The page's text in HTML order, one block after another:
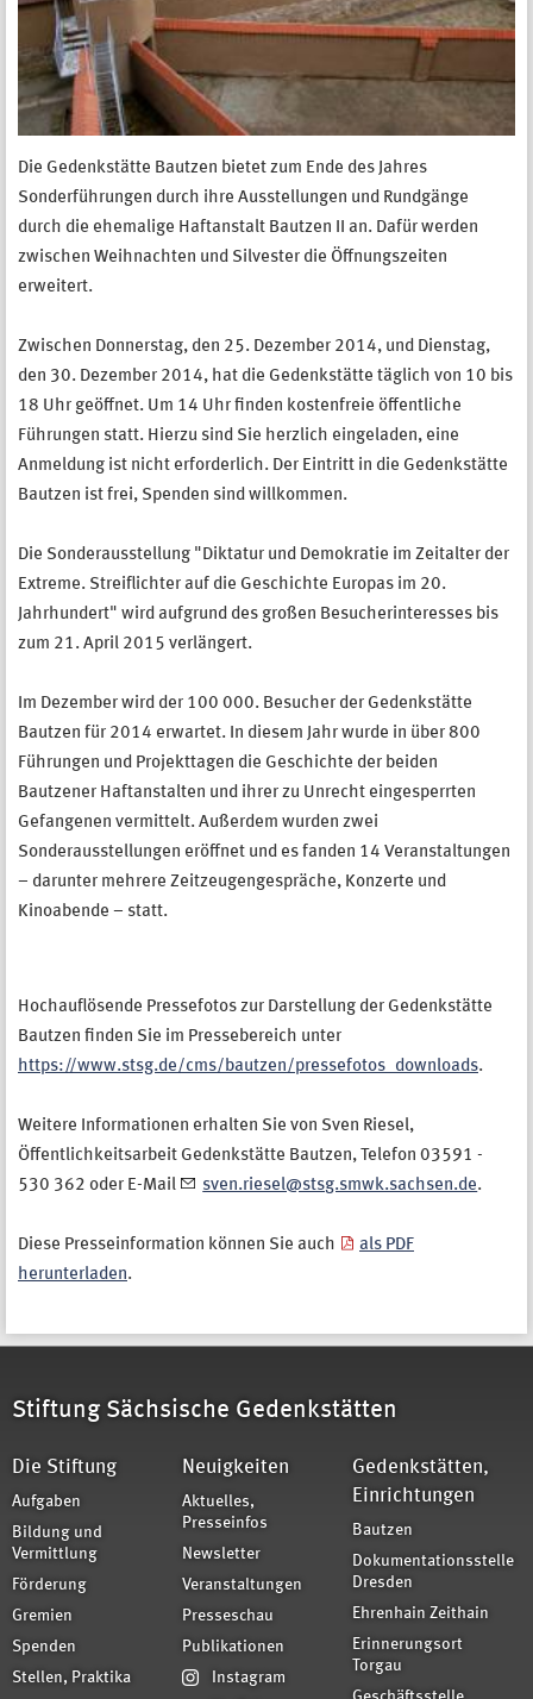
Die Gedenkstätte Bautzen bietet zum Ende des Jahres
Sonderführungen durch ihre Ausstellungen und Rundgänge
durch die ehemalige Haftanstalt Bautzen II an. Dafür werden
zwischen Weihnachten und Silvester die Öffnungszeiten
erweitert.
Zwischen Donnerstag, den 25. Dezember 2014, und Dienstag,
den 30. Dezember 2014, hat die Gedenkstätte täglich von 10 bis
18 Uhr geöffnet. Um 14 Uhr finden kostenfreie öffentliche
Führungen statt. Hierzu sind Sie herzlich eingeladen, eine
Anmeldung ist nicht erforderlich. Der Eintritt in die Gedenkstätte
Bautzen ist frei, Spenden sind willkommen.
Die Sonderausstellung "Diktatur und Demokratie im Zeitalter der
Extreme. Streiflichter auf die Geschichte Europas im 20.
Jahrhundert" wird aufgrund des großen Besucherinteresses bis
zum 21. April 2015 verlängert.
Im Dezember wird der 100 000. Besucher der Gedenkstätte
Bautzen für 2014 erwartet. In diesem Jahr wurde in über 800
Führungen und Projekttagen die Geschichte der beiden
Bautzener Haftanstalten und ihrer zu Unrecht eingesperrten
Gefangenen vermittelt. Außerdem wurden zwei
Sonderausstellungen eröffnet und es fanden 14 Veranstaltungen
– darunter mehrere Zeitzeugengespräche, Konzerte und
Kinoabende – statt.
Hochauflösende Pressefotos zur Darstellung der Gedenkstätte
Bautzen finden Sie im Pressebereich unter
https://www.stsg.de/cms/bautzen/pressefotos_downloads.
Weitere Informationen erhalten Sie von Sven Riesel,
Öffentlichkeitsarbeit Gedenkstätte Bautzen, Telefon 03591 -
530 362 oder E-Mail
sven.riesel@stsg.smwk.sachsen.de.
Diese Presseinformation können Sie auch
als PDF
herunterladen.
Stiftung Sächsische Gedenkstätten
Die Stiftung
Aufgaben
Bildung und
Vermittlung
Förderung
Gremien
Spenden
Stellen, Praktika
Neuigkeiten
Aktuelles,
Presseinfos
Newsletter
Veranstaltungen
Presseschau
Publikationen
Instagram
Gedenkstätten,
Einrichtungen
Bautzen
Dokumentationsstelle
Dresden
Ehrenhain Zeithain
Erinnerungsort
Torgau